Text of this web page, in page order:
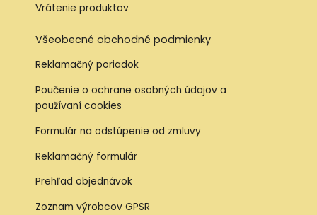
Vrátenie produktov
Všeobecné obchodné podmienky
Reklamačný poriadok
Poučenie o ochrane osobných údajov a
používaní cookies
Formulár na odstúpenie od zmluvy
Reklamačný formulár
Prehľad objednávok
Zoznam výrobcov GPSR